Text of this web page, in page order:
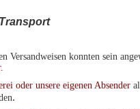
Versandweisen konnten sein
oder unsere eigenen Absender
.